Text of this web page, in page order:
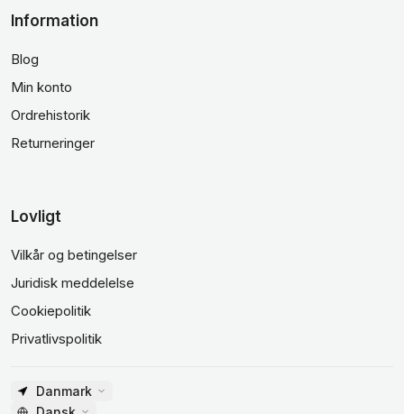
Information
Blog
Min konto
Ordrehistorik
Returneringer
Lovligt
Vilkår og betingelser
Juridisk meddelelse
Cookiepolitik
Privatlivspolitik
Danmark